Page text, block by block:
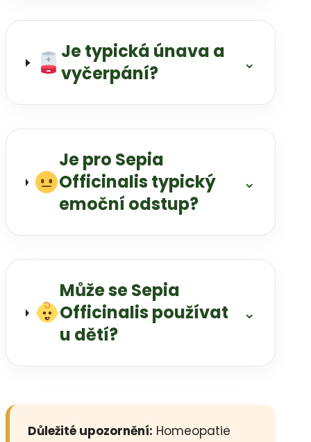
Je typická únava a
vyčerpání?
⌄
Je pro Sepia
Officinalis typický
emoční odstup?
⌄
Může se Sepia
Officinalis používat
u dětí?
⌄
Důležité upozornění: Homeopatie